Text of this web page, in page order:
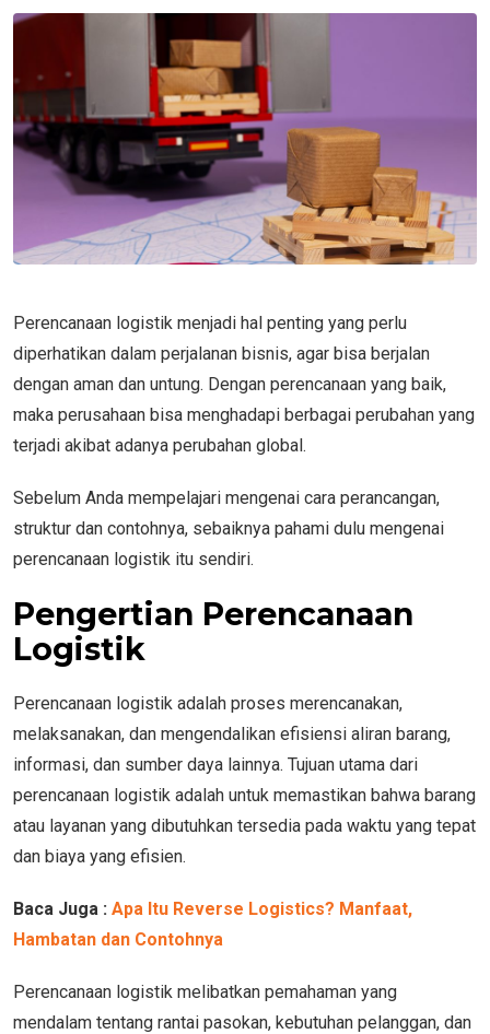
Email
Perencanaan logistik menjadi hal penting yang perlu
diperhatikan dalam perjalanan bisnis, agar bisa berjalan
dengan aman dan untung. Dengan perencanaan yang baik,
maka perusahaan bisa menghadapi berbagai perubahan yang
terjadi akibat adanya perubahan global.
Sebelum Anda mempelajari mengenai cara perancangan,
struktur dan contohnya, sebaiknya pahami dulu mengenai
perencanaan logistik itu sendiri.
Pengertian Perencanaan
Logistik
Perencanaan logistik adalah proses merencanakan,
melaksanakan, dan mengendalikan efisiensi aliran barang,
informasi, dan sumber daya lainnya. Tujuan utama dari
perencanaan logistik adalah untuk memastikan bahwa barang
atau layanan yang dibutuhkan tersedia pada waktu yang tepat
dan biaya yang efisien.
Baca Juga : Apa Itu Reverse Logistics? Manfaat,
Hambatan dan Contohnya
Perencanaan logistik melibatkan pemahaman yang
mendalam tentang rantai pasokan, kebutuhan pelanggan, dan